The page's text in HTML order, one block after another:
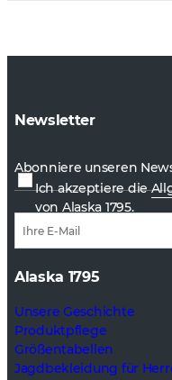
Newsletter
Abonniere unseren
Ich akzeptiere die
von Alaska 1795.
Alaska 1795
Unsere Geschichte
Produktpflege
Größentabellen
Jagdbekleidung für